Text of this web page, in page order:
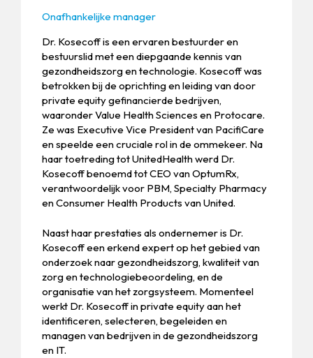
Onafhankelijke manager
Dr. Kosecoff is een ervaren bestuurder en
bestuurslid met een diepgaande kennis van
gezondheidszorg en technologie. Kosecoff was
betrokken bij de oprichting en leiding van door
private equity gefinancierde bedrijven,
waaronder Value Health Sciences en Protocare.
Ze was Executive Vice President van PacifiCare
en speelde een cruciale rol in de ommekeer. Na
haar toetreding tot UnitedHealth werd Dr.
Kosecoff benoemd tot CEO van OptumRx,
verantwoordelijk voor PBM, Specialty Pharmacy
en Consumer Health Products van United.
Naast haar prestaties als ondernemer is Dr.
Kosecoff een erkend expert op het gebied van
onderzoek naar gezondheidszorg, kwaliteit van
zorg en technologiebeoordeling, en de
organisatie van het zorgsysteem. Momenteel
werkt Dr. Kosecoff in private equity aan het
identificeren, selecteren, begeleiden en
managen van bedrijven in de gezondheidszorg
en IT.